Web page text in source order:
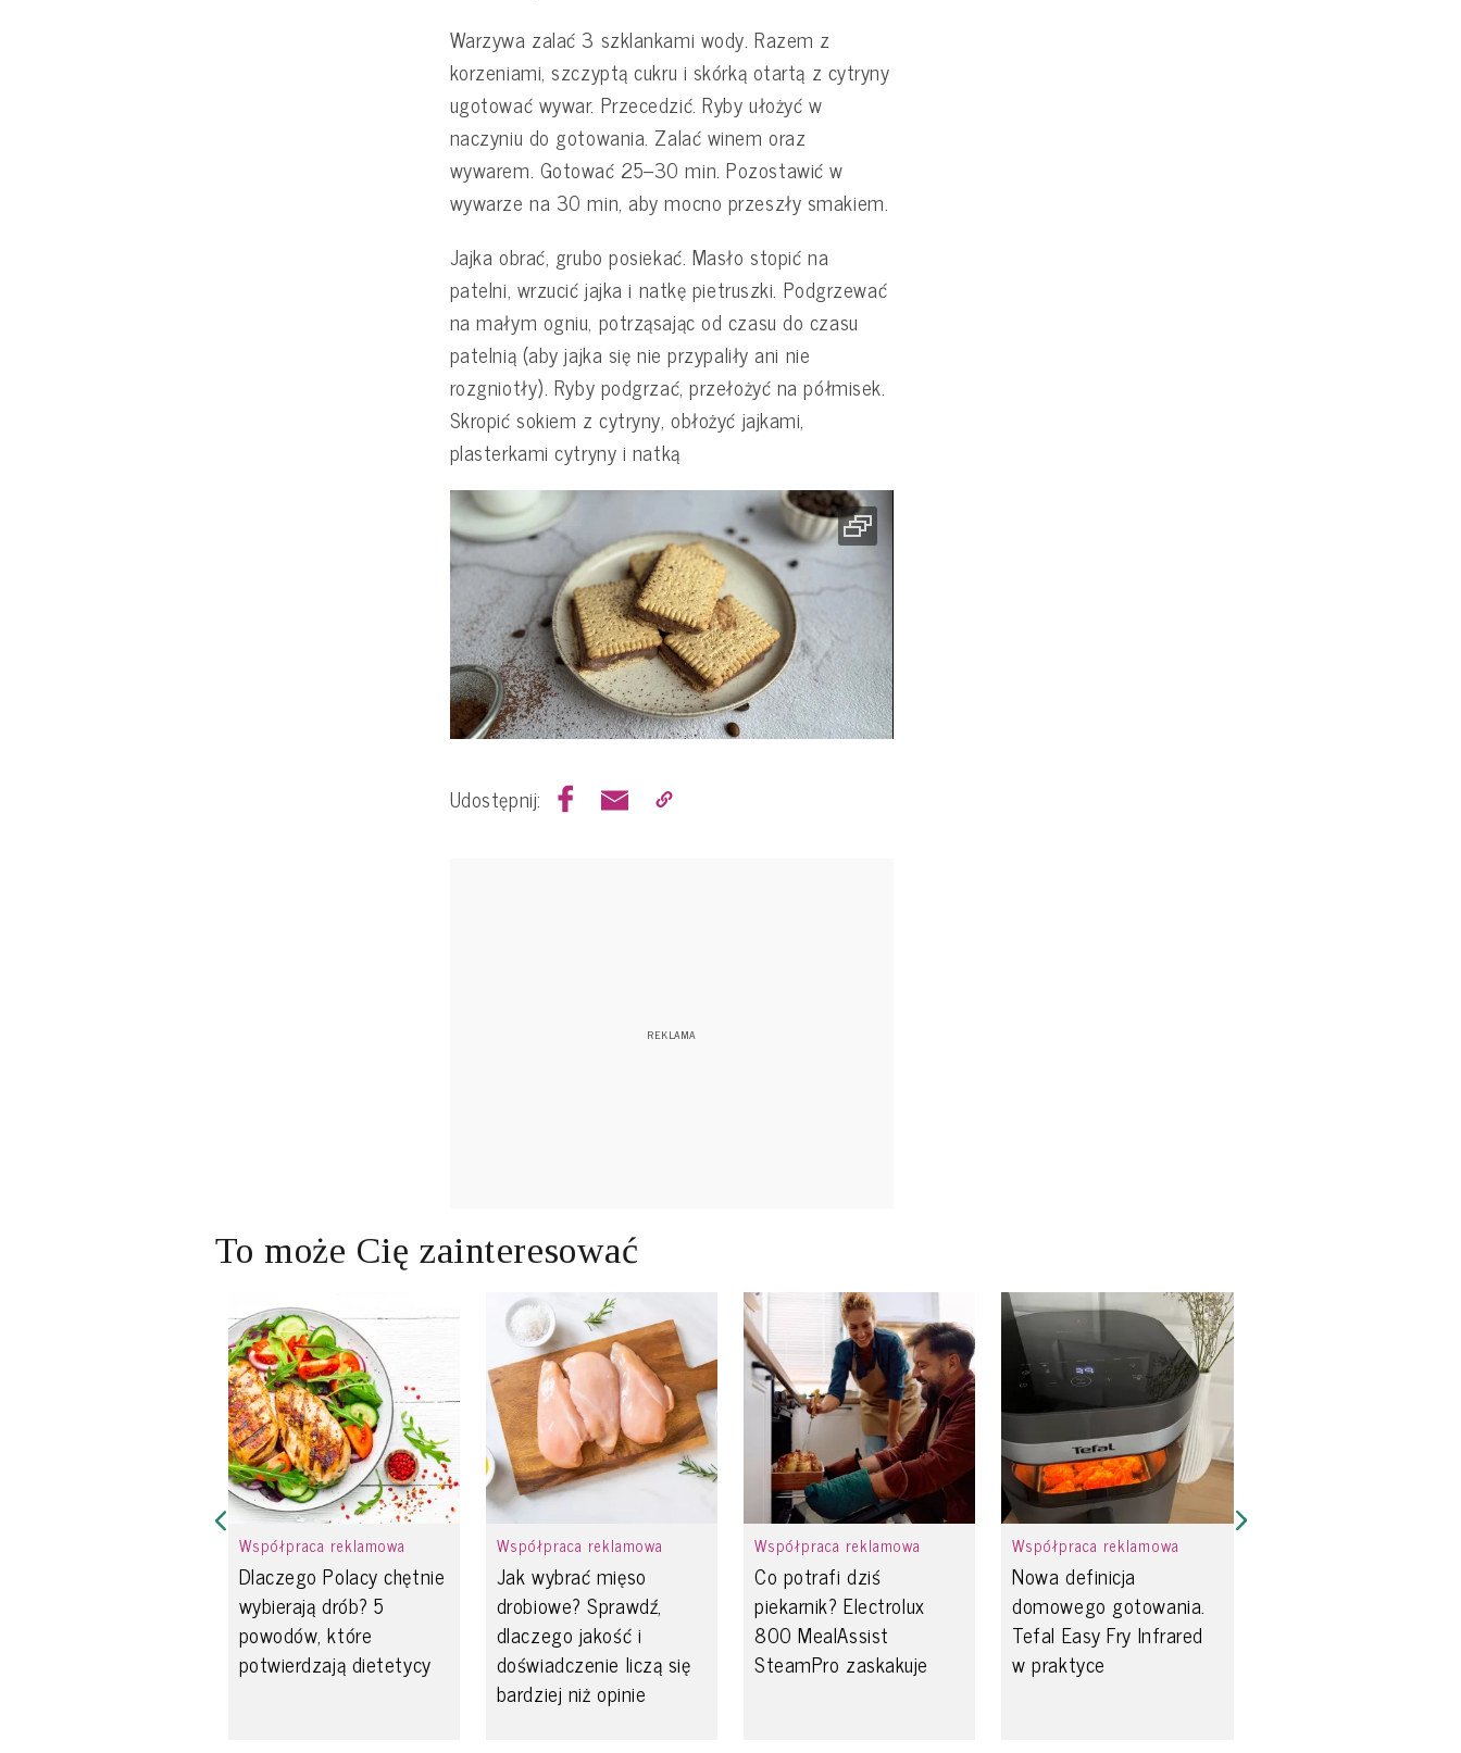
Warzywa zalać 3 szklankami wody. Razem z
korzeniami, szczyptą cukru i skórką otartą z cytryny
ugotować wywar. Przecedzić. Ryby ułożyć w
naczyniu do gotowania. Zalać winem oraz
wywarem. Gotować 25–30 min. Pozostawić w
wywarze na 30 min, aby mocno przeszły smakiem.
Jajka obrać, grubo posiekać. Masło stopić na
patelni, wrzucić jajka i natkę pietruszki. Podgrzewać
na małym ogniu, potrząsając od czasu do czasu
patelnią (aby jajka się nie przypaliły ani nie
rozgniotły). Ryby podgrzać, przełożyć na półmisek.
Skropić sokiem z cytryny, obłożyć jajkami,
plasterkami cytryny i natką
Udostępnij:
To może Cię zainteresować
Współpraca reklamowa
Dlaczego Polacy chętnie
wybierają drób? 5
powodów, które
potwierdzają dietetycy
Współpraca reklamowa
Jak wybrać mięso
drobiowe? Sprawdź,
dlaczego jakość i
doświadczenie liczą się
bardziej niż opinie
Współpraca reklamowa
Co potrafi dziś
piekarnik? Electrolux
800 MealAssist
SteamPro zaskakuje
Współpraca reklamowa
Nowa definicja
domowego gotowania.
Tefal Easy Fry Infrared
w praktyce